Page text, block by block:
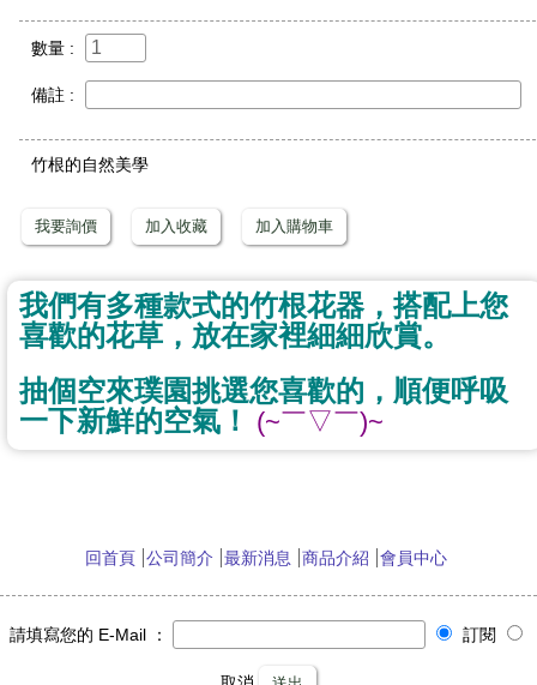
數量 :
備註 :
竹根的自然美學
我要詢價 加入收藏 加入購物車
我們有多種款式的竹根花器，搭配上您
喜歡的花草，放在家裡細細欣賞。
抽個空來璞園挑選您喜歡的，順便呼吸
一下新鮮的空氣！
(~￣▽￣)~
回首頁 公司簡介 最新消息 商品介紹 會員中心
請填寫您的 E-Mail ： 訂閱